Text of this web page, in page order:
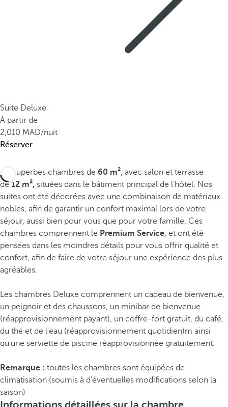
Suite Deluxe
À partir de
2,010
/nuit
Réserver
De superbes chambres de 60 m², avec salon et terrasse
de 12 m², situées dans le bâtiment principal de l'hôtel. Nos
suites ont été décorées avec une combinaison de matériaux
nobles, afin de garantir un confort maximal lors de votre
séjour, aussi bien pour vous que pour votre famille. Ces
chambres comprennent le Premium Service, et ont été
pensées dans les moindres détails pour vous offrir qualité et
confort, afin de faire de votre séjour une expérience des plus
agréables.
Les chambres Deluxe comprennent un cadeau de bienvenue,
un peignoir et des chaussons, un minibar de bienvenue
(réapprovisionnement payant), un coffre-fort gratuit, du café,
du thé et de l'eau (réapprovisionnement quotidien)m ainsi
qu'une serviette de piscine réapprovisionnée gratuitement.
Remarque : toutes les chambres sont équipées de
climatisation (soumis à d’éventuelles modifications selon la
saison)